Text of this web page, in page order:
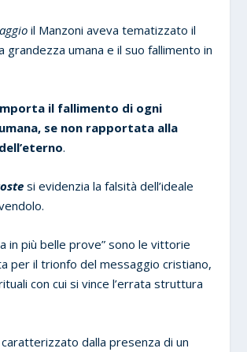
il Manzoni aveva tematizzato il
grandezza umana e il suo fallimento in
il fallimento di ogni
se non rapportata alla
.
si evidenzia la falsità dell’ideale
in più belle prove” sono le vittorie
per il trionfo del messaggio cristiano,
con cui si vince l’errata struttura
caratterizzato dalla presenza di un